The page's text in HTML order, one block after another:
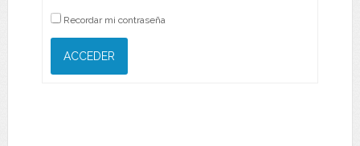
Recordar mi contraseña
ACCEDER